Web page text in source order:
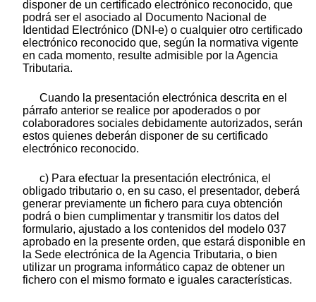
disponer de un certificado electrónico reconocido, que
podrá ser el asociado al Documento Nacional de
Identidad Electrónico (DNI-e) o cualquier otro certificado
electrónico reconocido que, según la normativa vigente
en cada momento, resulte admisible por la Agencia
Tributaria.
Cuando la presentación electrónica descrita en el
párrafo anterior se realice por apoderados o por
colaboradores sociales debidamente autorizados, serán
estos quienes deberán disponer de su certificado
electrónico reconocido.
c) Para efectuar la presentación electrónica, el
obligado tributario o, en su caso, el presentador, deberá
generar previamente un fichero para cuya obtención
podrá o bien cumplimentar y transmitir los datos del
formulario, ajustado a los contenidos del modelo 037
aprobado en la presente orden, que estará disponible en
la Sede electrónica de la Agencia Tributaria, o bien
utilizar un programa informático capaz de obtener un
fichero con el mismo formato e iguales características.